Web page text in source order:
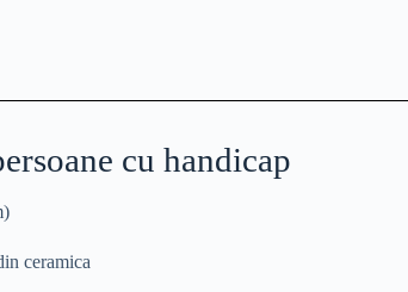
cu handicap
ceramica